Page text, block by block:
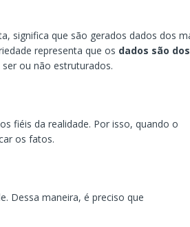
significa que são gerados dados dos
representa que os dados são dos
ou não estruturados.
fiéis da realidade. Por isso, quando o
os fatos.
Dessa maneira, é preciso que